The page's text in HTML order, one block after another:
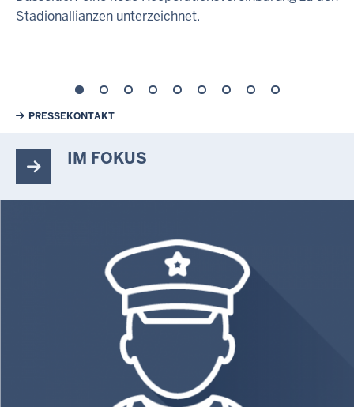
Stadionallianzen unterzeichnet.
Weiterführende Links
PRESSEKONTAKT
IM FOKUS